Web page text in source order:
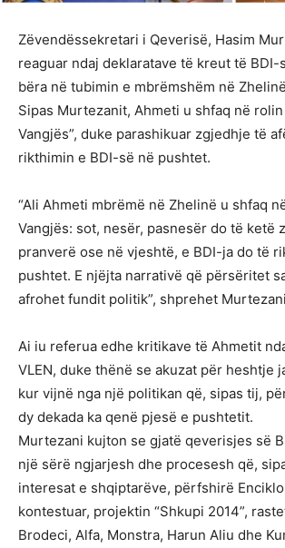
Zëvendëssekretari i Qeverisë, Hasim
reaguar ndaj deklaratave të kreut të BDI-
bëra në tubimin e mbrëmshëm në
Sipas Murtezanit, Ahmeti u shfaq në rolin
Vangjës”, duke parashikuar zgjedhje të
rikthimin e BDI-së në pushtet.
“Ali Ahmeti mbrëmë në Zhelinë u shfaq
Vangjës: sot, nesër, pasnesër do të ketë
pranverë ose në vjeshtë, e BDI-ja do të
pushtet. E njëjta narrativë që përsëritet
afrohet fundit politik”, shprehet
Ai iu referua edhe kritikave të Ahmetit
VLEN, duke thënë se akuzat për heshtje
kur vijnë nga një politikan që, sipas tij,
dy dekada ka qenë pjesë e pushtetit.
Murtezani kujton se gjatë qeverisjes së
një sërë ngjarjesh dhe procesesh që,
interesat e shqiptarëve, përfshirë
kontestuar, projektin “Shkupi 2014”,
Brodeci, Alfa, Monstra, Harun Aliu dhe